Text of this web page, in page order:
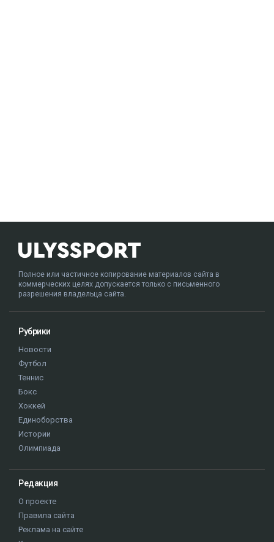
Полное или частичное копирование материалов сайта в
коммерческих целях допускается только с письменного
разрешения владельца сайта.
Рубрики
Новости
Футбол
Теннис
Бокс
Хоккей
Единоборства
Истории
Олимпиада
Редакция
О проекте
Правила сайта
Реклама на сайте